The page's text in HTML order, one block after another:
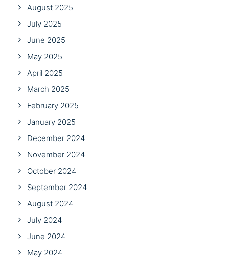
August 2025
July 2025
June 2025
May 2025
April 2025
March 2025
February 2025
January 2025
December 2024
November 2024
October 2024
September 2024
August 2024
July 2024
June 2024
May 2024